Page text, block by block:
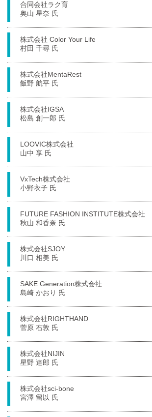
合同会社ラク育
奥山 星奈 氏
株式会社 Color Your Life
村田 千尋 氏
株式会社MentaRest
飯野 航平 氏
株式会社IGSA
松島 創一郎 氏
LOOVIC株式会社
山中 享 氏
VxTech株式会社
小野衣子 氏
FUTURE FASHION INSTITUTE株式会社
秋山 和香奈 氏
株式会社SJOY
川口 相美 氏
SAKE Generation株式会社
島崎 かおり 氏
株式会社RIGHTHAND
菅原 右敦 氏
株式会社NIJIN
星野 達郎 氏
株式会社sci-bone
宮澤 留以 氏